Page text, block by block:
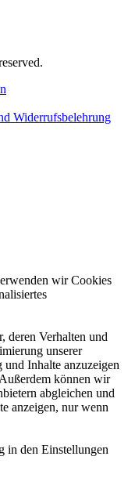
Widerrufsbelehrung
wir Cookies
deren Verhalten und
unserer
und Inhalte anzuzeigen
können wir
abgleichen und
anzeigen, nur wenn
in den Einstellungen